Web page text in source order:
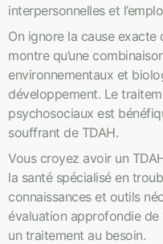
interpersonnelles et
On ignore la cause exacte
montre qu’une
environnementaux et
développement. Le
psychosociaux est
souffrant de TDAH.
Vous croyez avoir un
la santé spécialisé en
connaissances et outils
évaluation approfondie
un traitement au besoin.